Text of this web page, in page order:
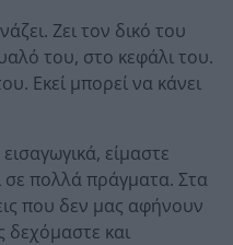
Ζει τον δικό του
του, στο κεφάλι του.
Εκεί μπορεί να κάνει
είμαστε
σε πολλά πράγματα. Στα
που δεν μας αφήνουν
και